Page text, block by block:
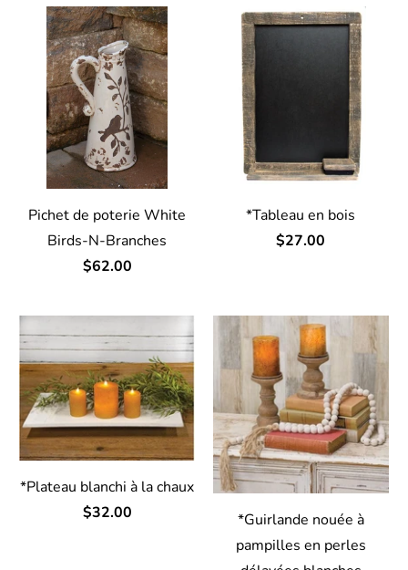
Pichet de poterie White
Birds-N-Branches
$62.00
*Tableau en bois
$27.00
*Plateau blanchi à la chaux
$32.00
*Guirlande nouée à
pampilles en perles